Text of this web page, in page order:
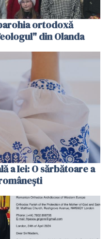
ortodoxă
din Olanda
a Iei: O sărbătoare a